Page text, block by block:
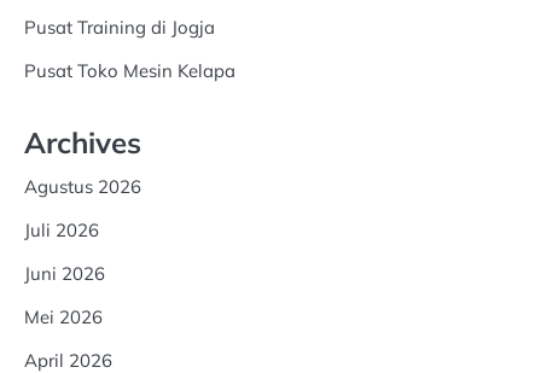
Pusat Training di Jogja
Pusat Toko Mesin Kelapa
Archives
Agustus 2026
Juli 2026
Juni 2026
Mei 2026
April 2026